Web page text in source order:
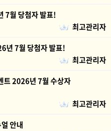
7월 당첨자 발표!
최고관리자
년 7월 당첨자 발표!
최고관리자
트 2026년 7월 수상자
최고관리자
안내